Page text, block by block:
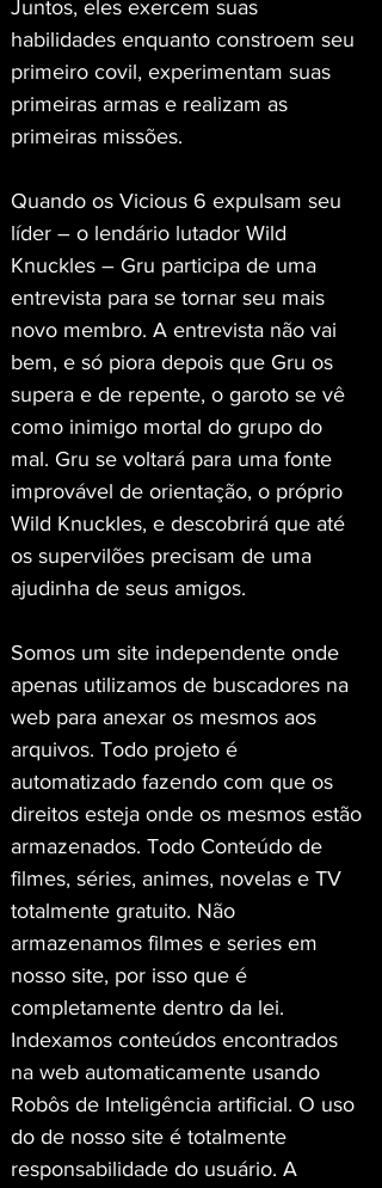
Juntos, eles exercem suas
habilidades enquanto constroem seu
primeiro covil, experimentam suas
primeiras armas e realizam as
primeiras missões.
Quando os Vicious 6 expulsam seu
líder – o lendário lutador Wild
Knuckles – Gru participa de uma
entrevista para se tornar seu mais
novo membro. A entrevista não vai
bem, e só piora depois que Gru os
supera e de repente, o garoto se vê
como inimigo mortal do grupo do
mal. Gru se voltará para uma fonte
improvável de orientação, o próprio
Wild Knuckles, e descobrirá que até
os supervilões precisam de uma
ajudinha de seus amigos.
Somos um site independente onde
apenas utilizamos de buscadores na
web para anexar os mesmos aos
arquivos. Todo projeto é
automatizado fazendo com que os
direitos esteja onde os mesmos estão
armazenados. Todo Conteúdo de
filmes, séries, animes, novelas e TV
totalmente gratuito. Não
armazenamos filmes e series em
nosso site, por isso que é
completamente dentro da lei.
Indexamos conteúdos encontrados
na web automaticamente usando
Robôs de Inteligência artificial. O uso
do de nosso site é totalmente
responsabilidade do usuário. A